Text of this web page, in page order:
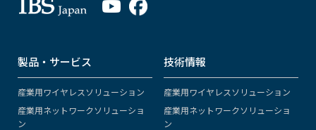
製品・サービス
産業用ワイヤレスソリューション
産業用ネットワークソリューショ
ン
技術情報
産業用ワイヤレスソリューション
産業用ネットワークソリューショ
ン